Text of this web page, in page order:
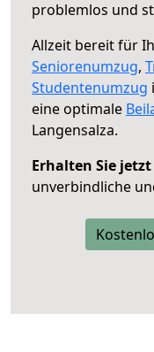
problemlos und
Allzeit bereit für
Seniorenumzug,
Studentenumzug
eine optimale
Langensalza.
Erhalten Sie jetzt
unverbindliche